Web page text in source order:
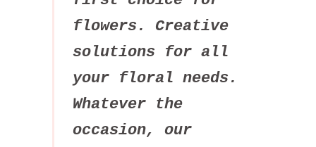
flowers. Creative
solutions for all
your floral needs.
Whatever the
occasion, our